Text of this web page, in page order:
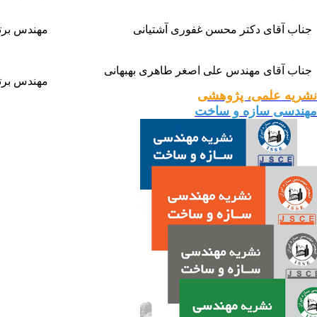
جناب آقای دکتر محسن غفوری آشتیانی مهندس
جناب آقای مهندس علی اصغر طاهری بهبهانی
مهندس
نشریه علمی، پژوهشی
مهندسی سازه و ساخت